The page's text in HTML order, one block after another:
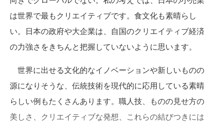
は世界で最もクリエイティブです。食文化も素晴らし
い。日本の政府や大企業は、自国のクリエイティブ経済
の力強さをきちんと把握していないように思います。
世界に出せる文化的なイノベーションや新しいものの
源になりそうな、伝統技術を現代的に応用している素晴
らしい例もたくさんあります。職人技、ものの見せ方の
美しさ、クリエイティブな発想、これらの結びつきには